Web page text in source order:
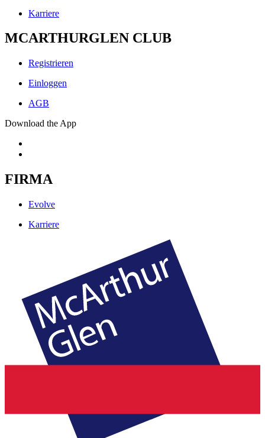
Karriere
MCARTHURGLEN CLUB
Registrieren
Einloggen
AGB
Download the App
FIRMA
Evolve
Karriere